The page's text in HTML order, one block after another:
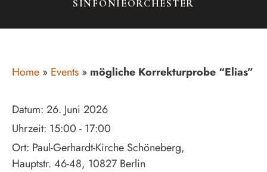
SINFONIEORCHESTER
Home » Events » mögliche Korrekturprobe “Elias”
Datum: 26. Juni 2026
Uhrzeit: 15:00 - 17:00
Ort: Paul-Gerhardt-Kirche Schöneberg,
Hauptstr. 46-48, 10827 Berlin